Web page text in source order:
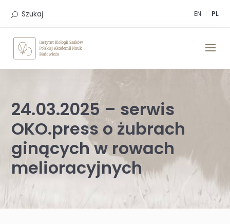
EN PL
Szukaj
24.03.2025 – serwis
OKO.press o żubrach
ginących w rowach
melioracyjnych